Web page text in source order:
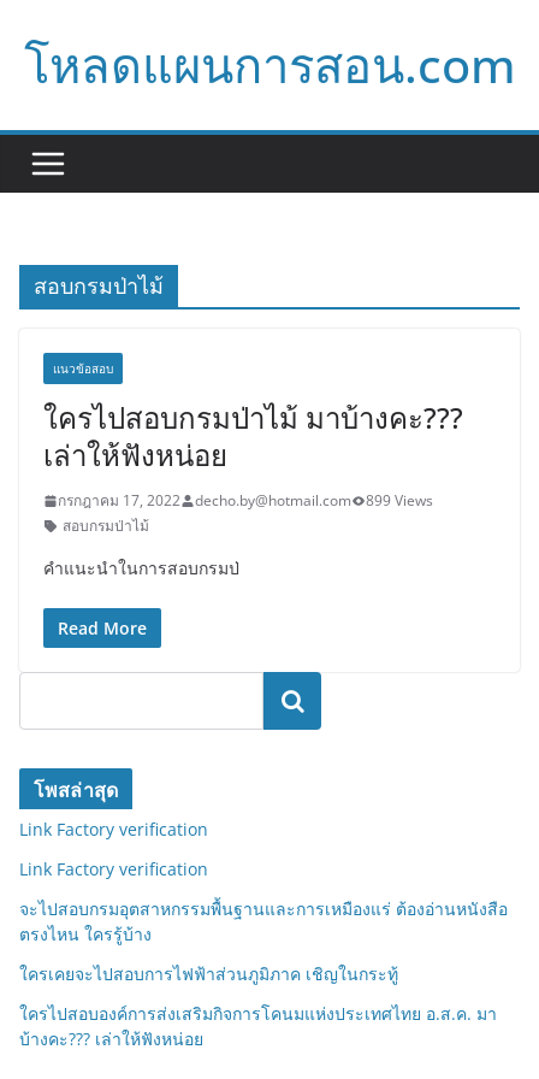
content
โหลดแผนการสอน.com
สอบกรมป่าไม้
แนวข้อสอบ
ใครไปสอบกรมป่าไม้ มาบ้างคะ???
เล่าให้ฟังหน่อย
กรกฎาคม 17, 2022 decho.by@hotmail.com
899 Views
สอบกรมป่าไม้
คำแนะนำในการสอบกรมป่
Read More
ค้นหา
โพสล่าสุด
Link Factory verification
Link Factory verification
จะไปสอบกรมอุตสาหกรรมพื้นฐานและการเหมืองแร่ ต้องอ่านหนังสือ
ตรงไหน ใครรู้บ้าง
ใครเคยจะไปสอบการไฟฟ้าส่วนภูมิภาค เชิญในกระทู้
ใครไปสอบองค์การส่งเสริมกิจการโคนมแห่งประเทศไทย อ.ส.ค. มา
บ้างคะ??? เล่าให้ฟังหน่อย